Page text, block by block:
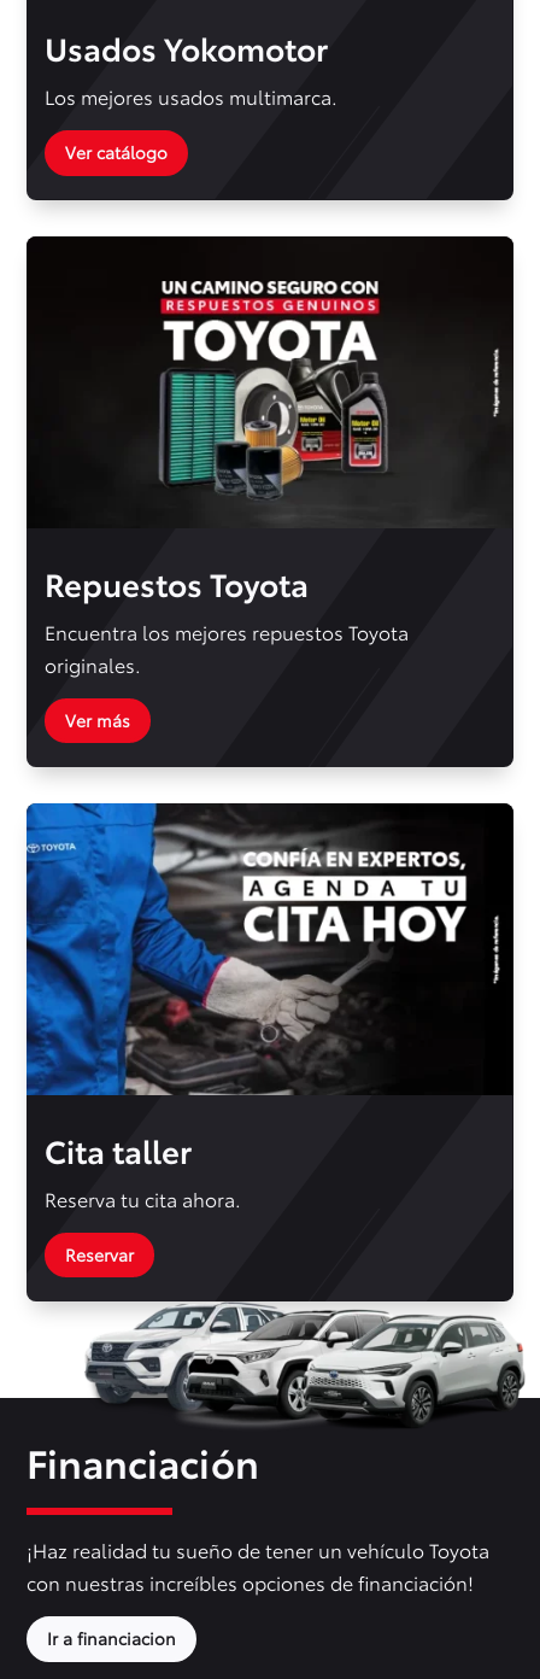
Usados Yokomotor
Los mejores usados multimarca.
Ver catálogo
Repuestos Toyota
Encuentra los mejores repuestos Toyota
originales.
Ver más
Cita taller
Reserva tu cita ahora.
Reservar
Financiación
¡Haz realidad tu sueño de tener un vehículo Toyota
con nuestras increíbles opciones de financiación!
Ir a financiacion